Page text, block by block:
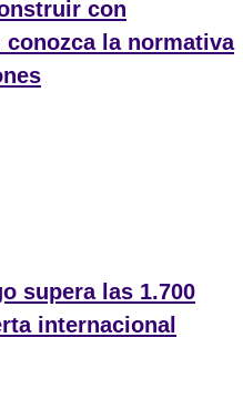
con
la normativa
supera las 1.700
internacional